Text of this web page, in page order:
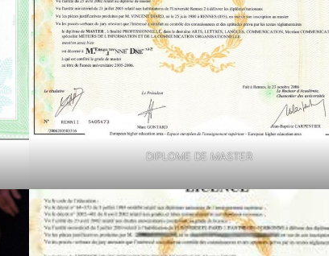
DIPLOME DE MASTER